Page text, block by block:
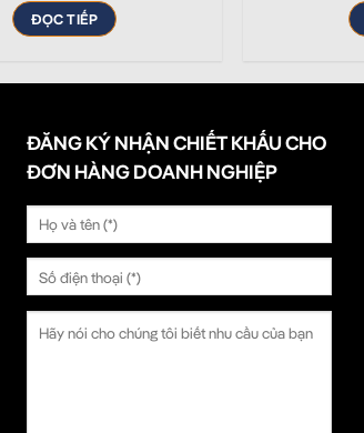
ĐỌC TIẾP
ĐĂNG KÝ NHẬN CHIẾT KHẤU CHO
ĐƠN HÀNG DOANH NGHIỆP